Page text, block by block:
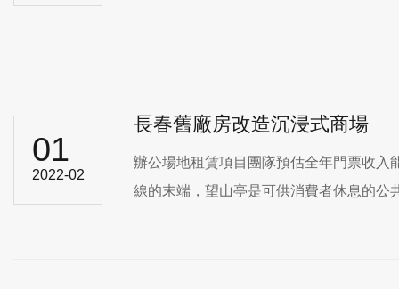
01
2022-02
長春舊廠房改造沉浸式商場
辦公場地租賃項目團隊預估全年門票收入能
線的末端，望山亭是可供消費者休息的公